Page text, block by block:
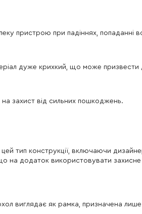
пристрою при падіннях, попаданні
дуже крихкий, що може
на захист від сильних пошкоджень.
тип конструкції, включаючи
на додаток використовувати
виглядає як рамка, призначена